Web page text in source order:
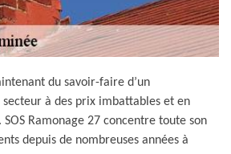
du savoir-faire d’un
secteur à des prix imbattables et en
Ramonage 27 concentre toute son
depuis de nombreuses années à